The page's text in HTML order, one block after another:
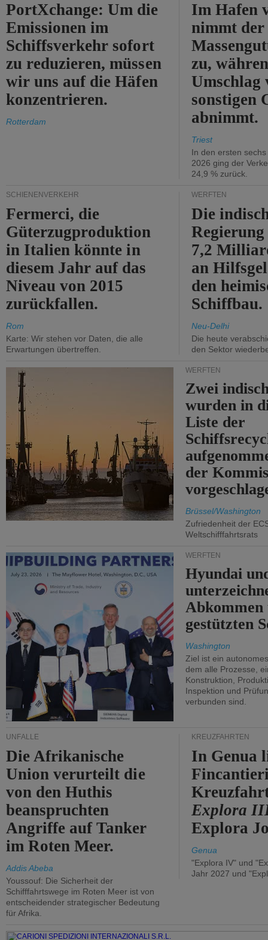
PortXchange: Um die
Emissionen im
Schiffsverkehr sofort
zu reduzieren, müssen
wir uns auf die Häfen
konzentrieren.
Rotterdam
Im Hafen
nimmt der
zu,
Umschlag
sonstigen
abnimmt.
Triest
In den ersten
2026 ging der
24,9 % zurück.
SCHIENENVERKEHR
Fermerci, die
Güterzugproduktion
in Italien könnte in
diesem Jahr auf das
Niveau von 2015
zurückfallen.
Rom
Karte: Wir stehen vor Daten, die alle
Erwartungen übertreffen.
WERFTEN
Die
7,2
an
den
Schiffbau.
Neu-Delhi
Die heute
den Sektor
WERFTEN
Zwei
wurden in
Liste der
der
Brüssel/Washington
Zufriedenheit der
Weltschifffahrtsrats
WERFTEN
Hyundai
gestützten
Washington
Ziel ist ein
dem alle Prozesse,
Konstruktion,
Inspektion und
verbunden sind.
UNFÄLLE
Die Afrikanische
Union verurteilt die
von den Huthis
beanspruchten
Angriffe auf Tanker
im Roten Meer.
Addis Abeba
Youssouf: Die Sicherheit der
Schifffahrtswege im Roten Meer ist von
entscheidender strategischer Bedeutung
für Afrika.
KREUZFAHRTEN
In Genua
Explora
Explora
Genua
"Explora IV" und
Jahr 2027 und